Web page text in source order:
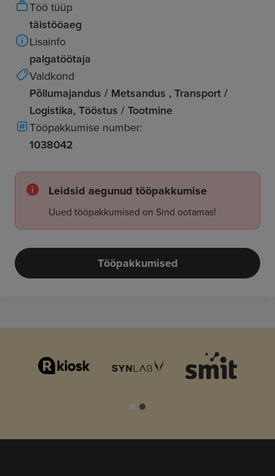
Töö tüüp
täistööaeg
Lisainfo
palgatöötaja
Valdkond
Põllumajandus / Metsandus , Transport /
Logistika, Tööstus / Tootmine
Tööpakkumise number:
1038042
Leidsid aegunud tööpakkumise
Uued tööpakkumised on Sind ootamas!
Tööpakkumised